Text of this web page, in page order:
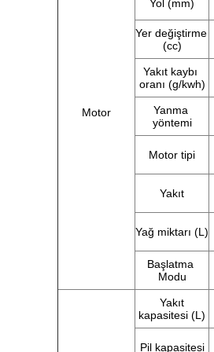
Motor
Yol (mm)
Yer değiştirme
(cc)
Yakıt kaybı
oranı (g/kwh)
Yanma
yöntemi
Motor tipi
Yakıt
Yağ miktarı (L)
Başlatma
Modu
Yakıt
kapasitesi (L)
Pil kapasitesi